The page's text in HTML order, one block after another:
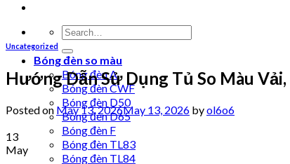
Bóng đèn so màu
Bóng đèn A
Bóng đèn CWF
Bóng đèn D50
Bóng đèn D65
Bóng đèn F
Bóng đèn TL83
Bóng đèn TL84
Uncategorized
Hướng Dẫn Sử Dụng Tủ So Màu
Posted on May 13, 2026May 13, 2026 byol6o6
13
May